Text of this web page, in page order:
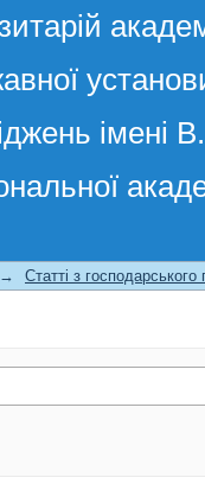
імені
→ Статті з господарського